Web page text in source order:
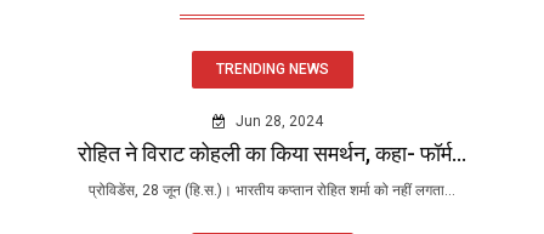
TRENDING NEWS
Jun 28, 2024
रोहित ने विराट कोहली का किया समर्थन, कहा- फॉर्म...
प्रोविडेंस, 28 जून (हि.स.)। भारतीय कप्तान रोहित शर्मा को नहीं लगता...